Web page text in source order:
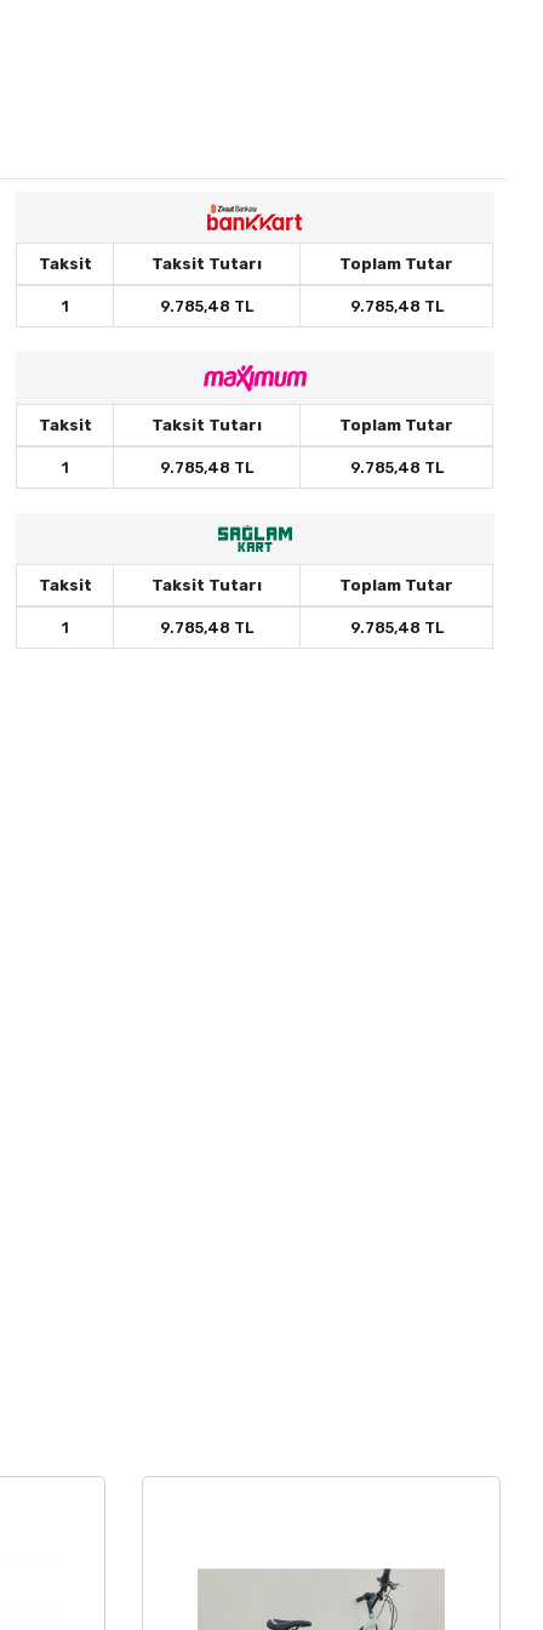
Taksit Taksit Tutarı Toplam Tutar
1 9.785,48 TL 9.785,48 TL
Taksit Taksit Tutarı Toplam Tutar
1 9.785,48 TL 9.785,48 TL
Taksit Taksit Tutarı Toplam Tutar
1 9.785,48 TL 9.785,48 TL